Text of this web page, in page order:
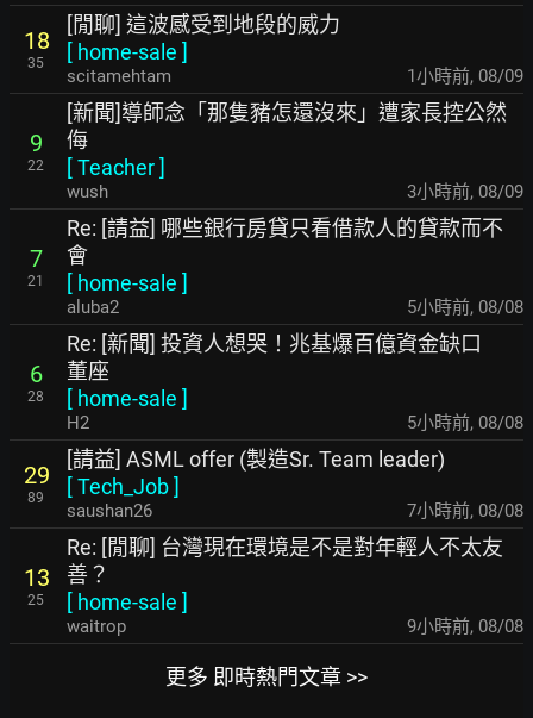
18
35
[閒聊] 這波感受到地段的威力
[ home-sale ]
scitamehtam 1小時前, 08/09
9
22
[新聞]導師念「那隻豬怎還沒來」遭家長控公然
侮
[Teacher]
wush 3小時前, 08/09
7
21
Re: [請益] 哪些銀行房貸只看借款人的貸款而不
會
[ home-sale ]
aluba2 5小時前, 08/08
6
28
Re: [新聞] 投資人想哭！兆基爆百億資金缺口
董座
[ home-sale ]
H2 5小時前, 08/08
29
89
[請益] ASML offer (製造Sr. Team leader)
[Tech_Job]
saushan26 7小時前, 08/08
13
25
Re: [閒聊] 台灣現在環境是不是對年輕人不太友
善？
[ home-sale ]
waitrop 9小時前, 08/08
更多 即時熱門文章 >>